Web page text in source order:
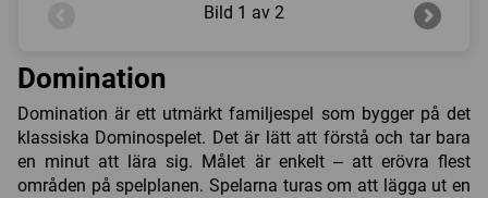
Bild 1 av 2
Domination
Domination är ett utmärkt familjespel som bygger på det
klassiska Dominospelet. Det är lätt att förstå och tar bara
en minut att lära sig. Målet är enkelt – att erövra flest
områden på spelplanen. Spelarna turas om att lägga ut en